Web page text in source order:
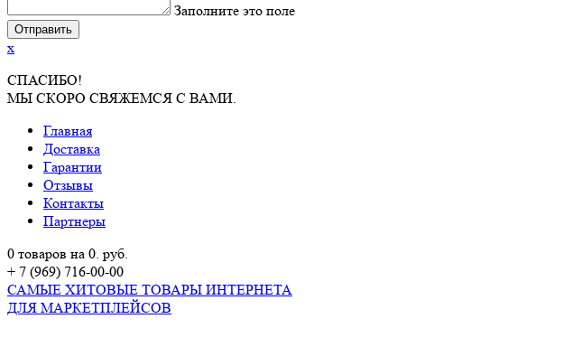
Заполните это поле
x
СПАСИБО!
МЫ СКОРО СВЯЖЕМСЯ С ВАМИ.
Главная
Доставка
Гарантии
Отзывы
Контакты
Партнеры
0 товаров на 0. руб.
+ 7 (969) 716-00-00
САМЫЕ ХИТОВЫЕ ТОВАРЫ ИНТЕРНЕТА
ДЛЯ МАРКЕТПЛЕЙСОВ